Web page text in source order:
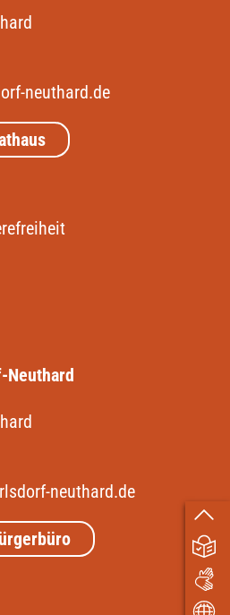
neuthard.de
Neuthard
neuthard.de